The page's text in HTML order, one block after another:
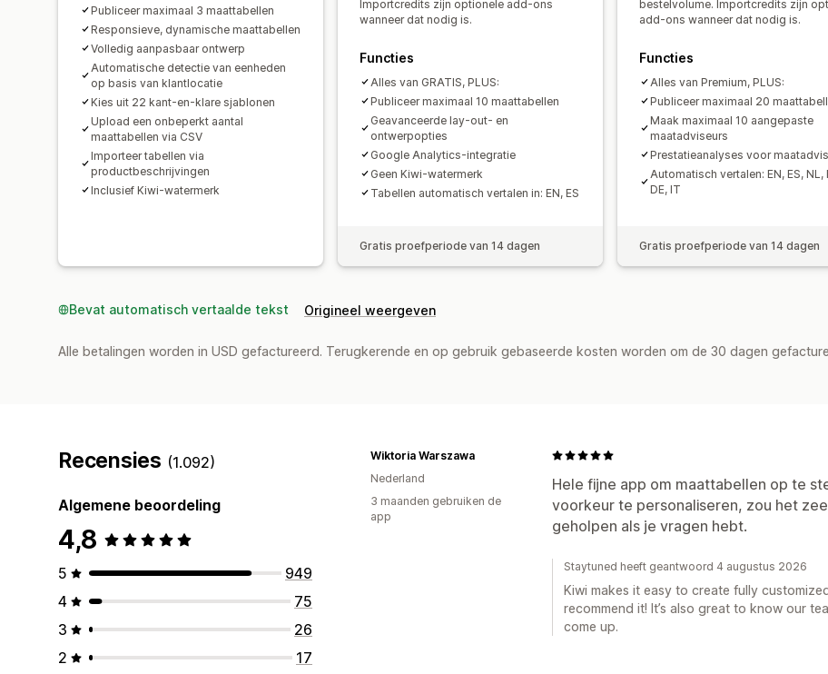
Publiceer maximaal 3 maattabellen
Responsieve, dynamische maattabellen
Volledig aanpasbaar ontwerp
Automatische detectie van eenheden
op basis van klantlocatie
Kies uit 22 kant-en-klare sjablonen
Upload een onbeperkt aantal
maattabellen via CSV
Importeer tabellen via
productbeschrijvingen
Inclusief Kiwi-watermerk
Importcredits zijn optionele add-ons
wanneer dat nodig is.
Functies
Alles van GRATIS, PLUS:
Publiceer maximaal 10 maattabellen
Geavanceerde lay-out- en
ontwerpopties
Google Analytics-integratie
Geen Kiwi-watermerk
Tabellen automatisch vertalen in: EN, ES
Gratis proefperiode van 14 dagen
bestelvolume. Importcredits zijn
add-ons wanneer dat nodig is.
Functies
Alles van Premium, PLUS:
Publiceer maximaal 20
Maak maximaal 10 aangepaste
maatadviseurs
Prestatieanalyses voor
Automatisch vertalen: EN, ES, NL,
DE, IT
Gratis proefperiode van 14 dagen
Bevat automatisch vertaalde tekst Origineel weergeven
Alle betalingen worden in USD gefactureerd. Terugkerende en op gebruik gebaseerde kosten worden om de 30 dagen
Recensies (1.092)
Algemene beoordeling
4,8
5
949
4
75
3
26
2
17
Hele fijne app om maattabellen op te
voorkeur te personaliseren, zou het
geholpen als je vragen hebt.
Wiktoria Warszawa
Nederland
3 maanden gebruiken de
app
Staytuned heeft geantwoord 4 augustus 2026
Kiwi makes it easy to create fully
recommend it! It’s also great to know our
come up.